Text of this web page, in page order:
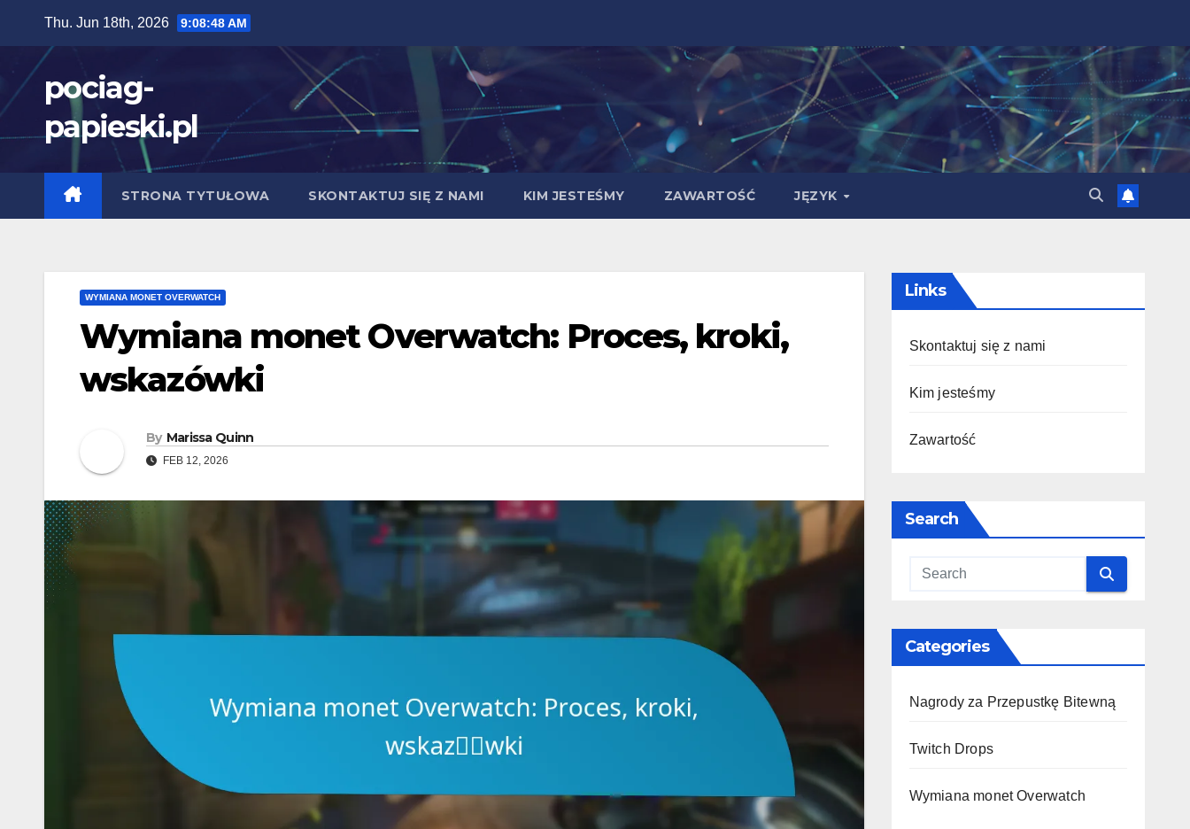
content
Thu. Jun 18th, 2026 9:08:49 AM
pociag-
papieski.pl
STRONA TYTUŁOWA SKONTAKTUJ SIĘ Z NAMI KIM JESTEŚMY ZAWARTOŚĆ JĘZYK
WYMIANA MONET OVERWATCH
Wymiana monet Overwatch: Proces, kroki,
wskazówki
By Marissa Quinn
FEB 12, 2026
Links
Skontaktuj się z nami
Kim jesteśmy
Zawartość
Search
Categories
Nagrody za Przepustkę Bitewną
Twitch Drops
Wymiana monet Overwatch